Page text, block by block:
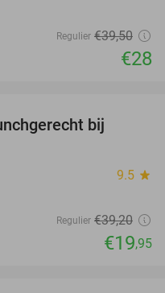
Regulier €39,50
€28
bij
9.5 star
Regulier €39,20
€19,95